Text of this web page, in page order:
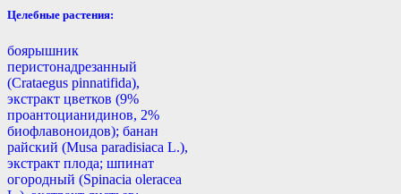
Целебные растения:
боярышник
перистонадрезанный
(Crataegus pinnatifida),
экстракт цветков (9%
проантоцианидинов, 2%
биофлавоноидов); банан
райский (Musa paradisiaca L.),
экстракт плода; шпинат
огородный (Spinacia oleracea